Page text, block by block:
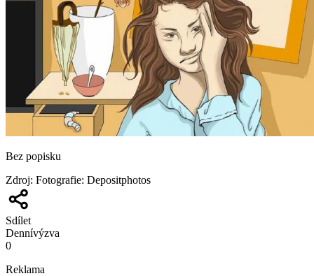
Bez popisku
Zdroj: Fotografie: Depositphotos
Sdílet
Dennívýzva
0
Reklama